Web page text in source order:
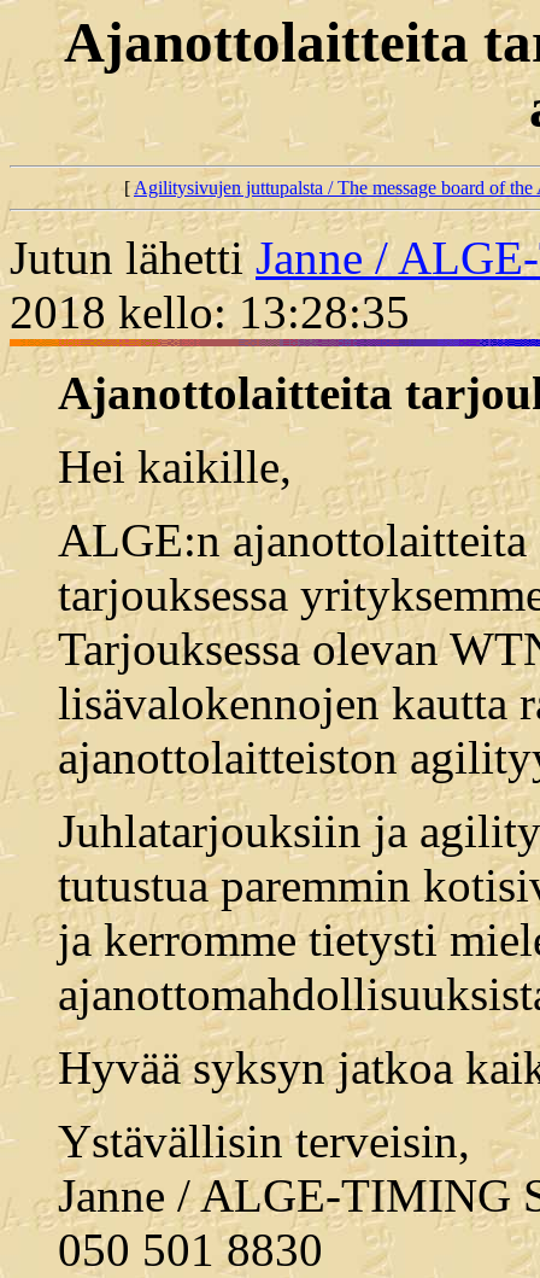
Ajanottolaitteita
[Agilitysivujen juttupalsta / The message board of
Jutun lähetti Janne /
2018 kello: 13:28:35
Ajanottolaitteita
Hei kaikille,
ALGE:n
tarjouksessa
Tarjouksessa olevan
lisävalokennojen kautta
ajanottolaitteiston
Juhlatarjouksiin ja
tutustua paremmin
ja kerromme tietysti
Hyvää syksyn jatkoa
Ystävällisin terveisin,
Janne / ALGE-TIMING
050 501 8830